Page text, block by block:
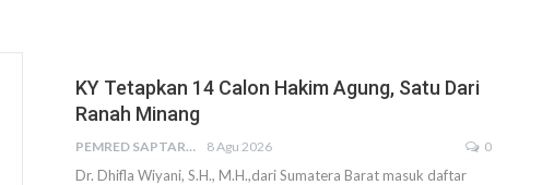
KY Tetapkan 14 Calon Hakim Agung, Satu Dari
Ranah Minang
PEMRED SAPTARIUS 8 Agu 2026 0
Dr. Dhifla Wiyani, S.H., M.H.,dari Sumatera Barat masuk daftar